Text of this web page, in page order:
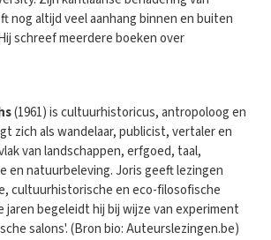
nog altijd veel aanhang binnen en buiten
schreef meerdere boeken over
(1961) is cultuurhistoricus, antropoloog en
zich als wandelaar, publicist, vertaler en
van landschappen, erfgoed, taal,
en natuurbeleving. Joris geeft lezingen
cultuurhistorische en eco-filosofische
jaren begeleidt hij bij wijze van experiment
salons'. (Bron bio: Auteurslezingen.be)